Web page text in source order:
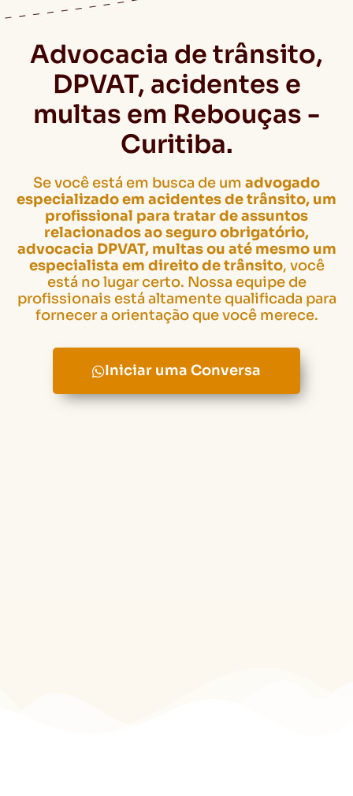
Advocacia de trânsito,
DPVAT, acidentes e
multas em Rebouças -
Curitiba.
Se você está em busca de um advogado
especializado em acidentes de trânsito, um
profissional para tratar de assuntos
relacionados ao seguro obrigatório,
advocacia DPVAT, multas ou até mesmo um
especialista em direito de trânsito, você
está no lugar certo. Nossa equipe de
profissionais está altamente qualificada para
fornecer a orientação que você merece.
Iniciar uma Conversa